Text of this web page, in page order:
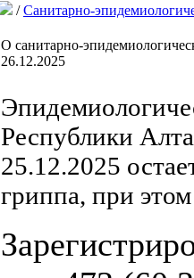
/Санитарно-
О санитарно-
26.12.2025
Республики
25.12.2025
гриппа, при